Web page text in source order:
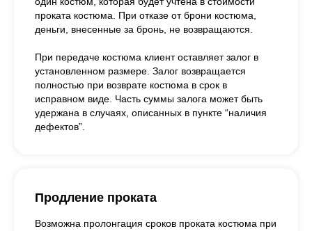
проката костюма. При отказе от брони костюма,
деньги, внесенные за бронь, не возвращаются.
При передаче костюма клиент оставляет залог в
установленном размере. Залог возвращается
полностью при возврате костюма в срок в
исправном виде. Часть суммы залога может быть
удержана в случаях, описанных в пункте “наличия
дефектов”.
Продление проката
Возможна пролонгация сроков проката костюма при